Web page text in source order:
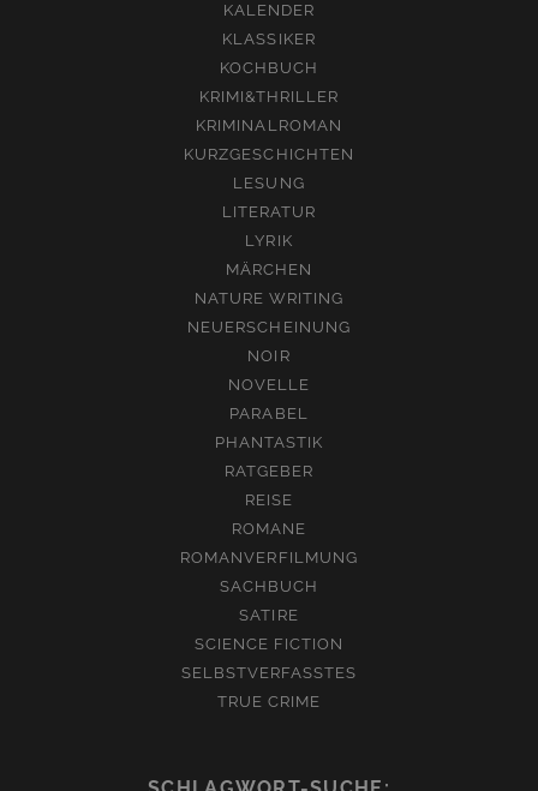
KALENDER
KLASSIKER
KOCHBUCH
KRIMI&THRILLER
KRIMINALROMAN
KURZGESCHICHTEN
LESUNG
LITERATUR
LYRIK
MÄRCHEN
NATURE WRITING
NEUERSCHEINUNG
NOIR
NOVELLE
PARABEL
PHANTASTIK
RATGEBER
REISE
ROMANE
ROMANVERFILMUNG
SACHBUCH
SATIRE
SCIENCE FICTION
SELBSTVERFASSTES
TRUE CRIME